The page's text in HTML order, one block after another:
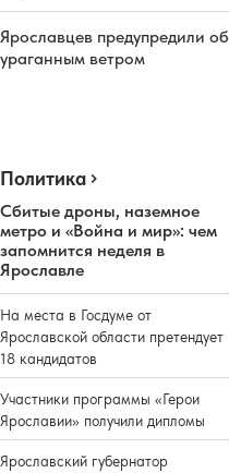
Ярославцев предупредили
ураганным ветром
Политика
Сбитые дроны, наземное
метро и «Война и мир»: чем
запомнится неделя в
Ярославле
На места в Госдуме от
Ярославской области претендует
18 кандидатов
Участники программы «Герои
Ярославии» получили дипломы
Ярославский губернатор